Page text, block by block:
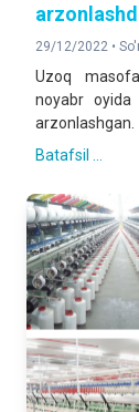
29/12/2022 •
Uzoq
noyabr
arzonlashgan.
Batafsil ...